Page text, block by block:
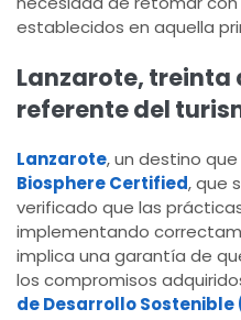
establecidos en aquella
Lanzarote, treinta
referente del
Lanzarote, un destino
Biosphere Certified, que
verificado que las
implementando
implica una garantía de
los compromisos
de Desarrollo Sostenible